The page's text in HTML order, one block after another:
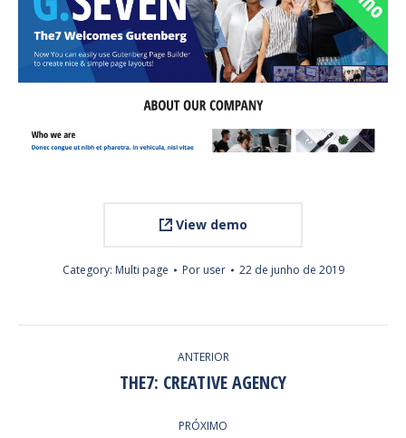
View demo
Category: Multi page Por user 22 de junho de 2019
NAVIGATION
ANTERIOR
Previous
THE7: CREATIVE AGENCY
PRÓXIMO